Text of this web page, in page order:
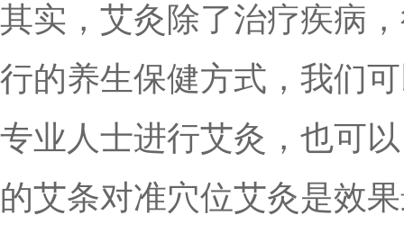
其实，艾灸除了治疗疾病
行的养生保健方式，我们
专业人士进行艾灸，也可
的艾条对准穴位艾灸是效